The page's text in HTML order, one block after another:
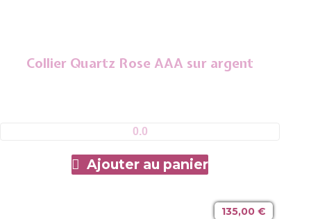
Collier Quartz Rose AAA sur argent
0.0
Ajouter au panier
135,00€